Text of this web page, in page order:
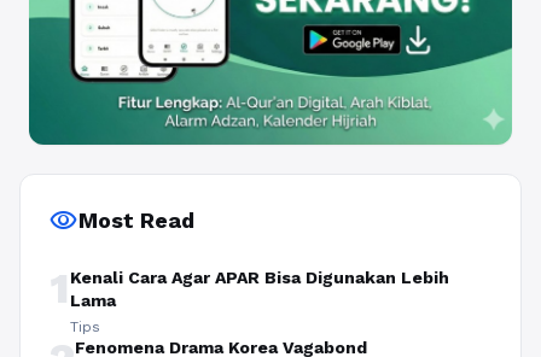
visibilityMost Read
1 Kenali Cara Agar APAR Bisa Digunakan Lebih
Lama
Tips
Fenomena Drama Korea Vagabond